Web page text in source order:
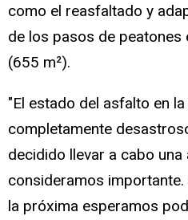
como el reasfaltado y
de los pasos de peatones
(655 m²).
"El estado del asfalto en
completamente
decidido llevar a cabo una
consideramos
la próxima esperamos